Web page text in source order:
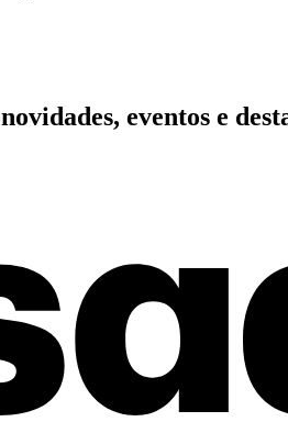
novidades, eventos e